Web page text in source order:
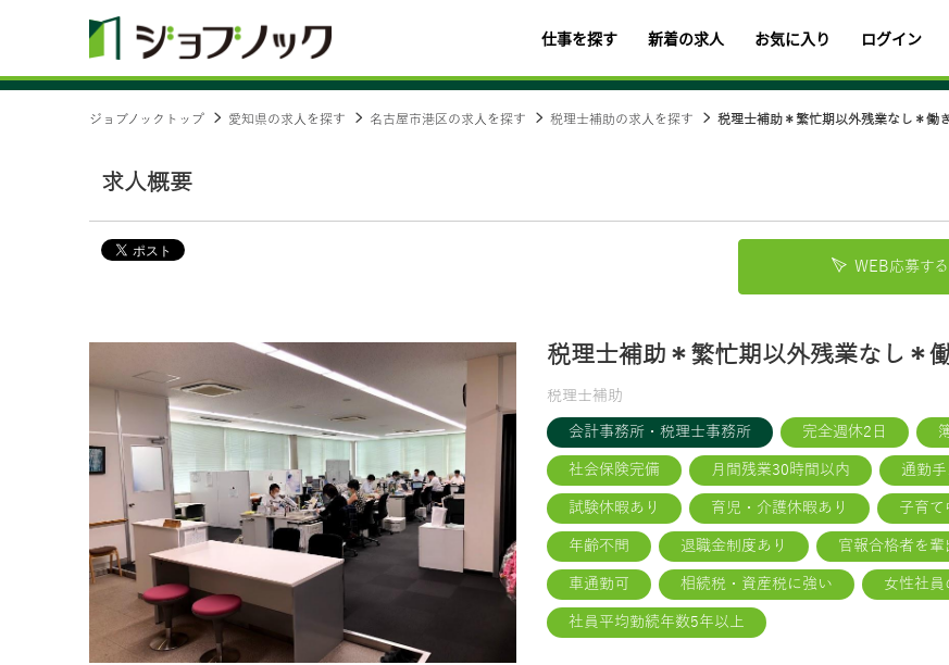
仕事を探す 新着の求人 お気に入り ログイン
ジョブノックトップ 愛知県の求人を探す 名古屋市港区の求人を探す 税理士補助の求人を探す 税理士補助＊繁忙期以外残業なし＊働
求人概要
WEB応募する
税理士補助＊繁忙期以外残業なし＊
税理士補助
会計事務所・税理士事務所 完全週休2日
社会保険完備 月間残業30時間以内 通勤手
試験休暇あり 育児・介護休暇あり 子育て
年齢不問 退職金制度あり 官報合格者を輩
車通勤可 相続税・資産税に強い 女性社員
社員平均勤続年数5年以上